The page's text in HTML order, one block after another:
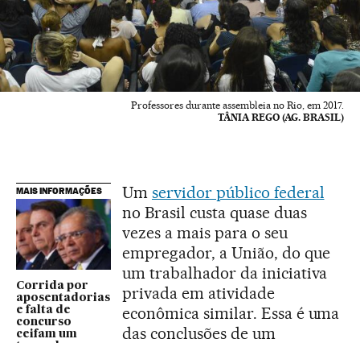
Professores durante assembleia no Rio, em 2017.
TÂNIA REGO (AG. BRASIL)
MAIS INFORMAÇÕES
Corrida por
aposentadorias
e falta de
concurso
ceifam um
Um servidor público federal
no Brasil custa quase duas
vezes a mais para o seu
empregador, a União, do que
um trabalhador da iniciativa
privada em atividade
econômica similar. Essa é uma
das conclusões de um